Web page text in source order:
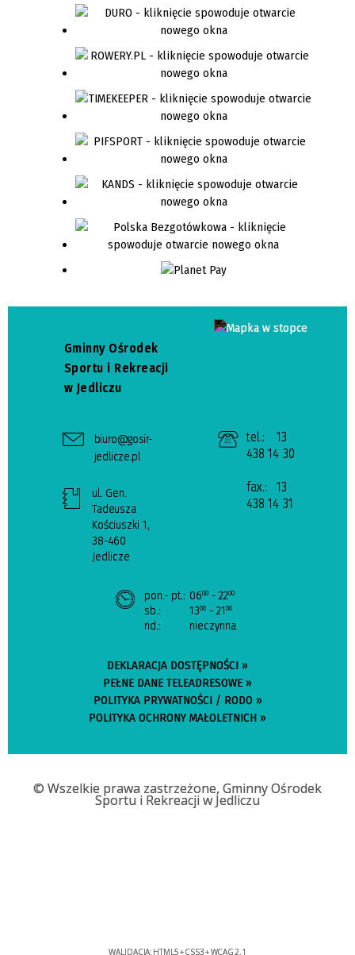
Gminny Ośrodek
Sportu i Rekreacji
w Jedliczu
biuro@gosir-
jedlicze.pl
ul. Gen.
Tadeusza
Kościuszki 1,
38-460
Jedlicze
tel.:
13
438 14 30
fax.:
13
438 14 31
pon.- pt.: 0600 - 2200
sb.: 1300 - 21 00
nd.: nieczynna
DEKLARACJA DOSTĘPNOŚCI »
PEŁNE DANE TELEADRESOWE »
POLITYKA PRYWATNOŚCI / RODO »
POLITYKA OCHRONY MAŁOLETNICH »
© Wszelkie prawa zastrzeżone, Gminny Ośrodek
Sportu i Rekreacji w Jedliczu
WALIDACJA: HTML5+CSS3+WCAG 2.1